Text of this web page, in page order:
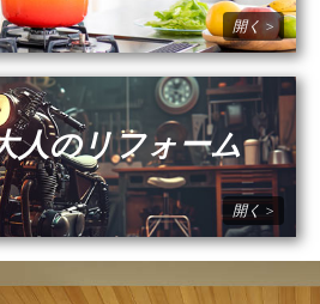
人のリフォーム